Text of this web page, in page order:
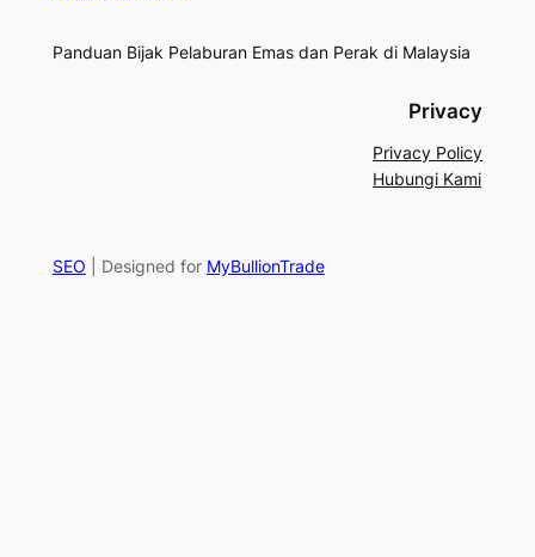
Panduan Bijak Pelaburan Emas dan Perak di Malaysia
Privacy
Privacy Policy
Hubungi Kami
SEO | Designed for MyBullionTrade